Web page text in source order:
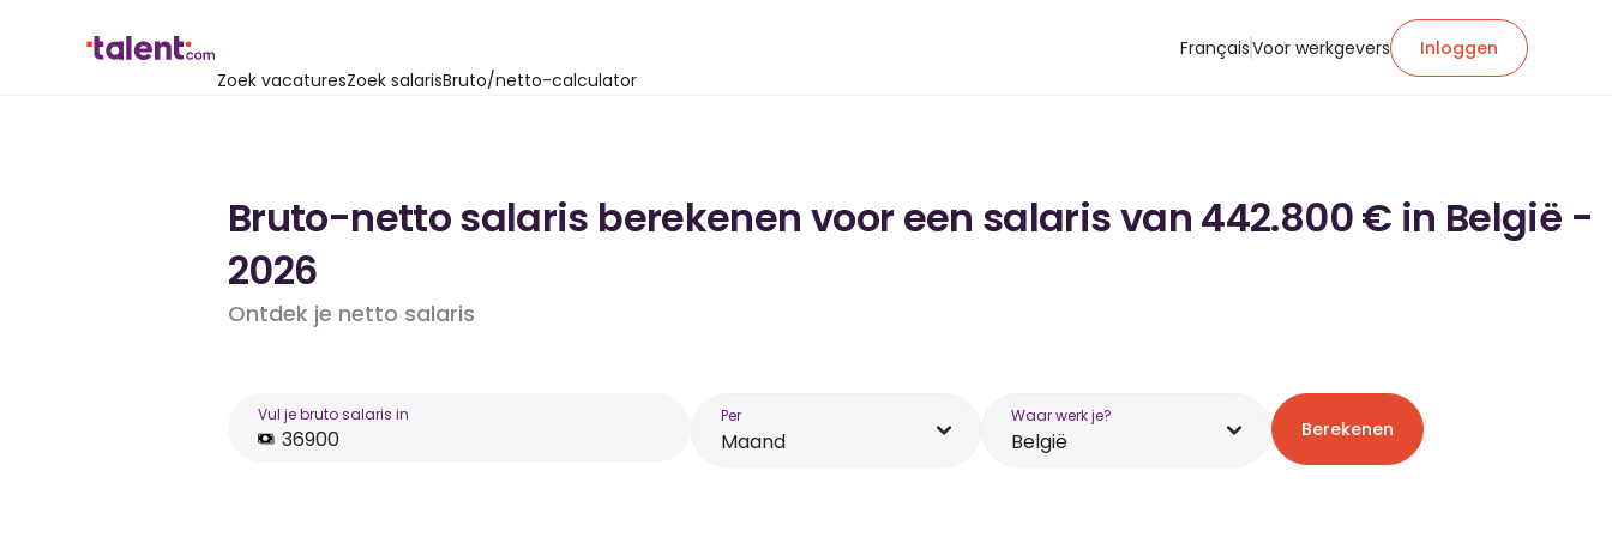
Zoek vacaturesZoek salarisBruto/netto-calculator
FrançaisVoor werkgevers Inloggen
Bruto-netto salaris berekenen voor een salaris van 442.800 € in België -
2026
Ontdek je netto salaris
Vul je bruto salaris in Per
Maand
Waar werk je?
België Berekenen